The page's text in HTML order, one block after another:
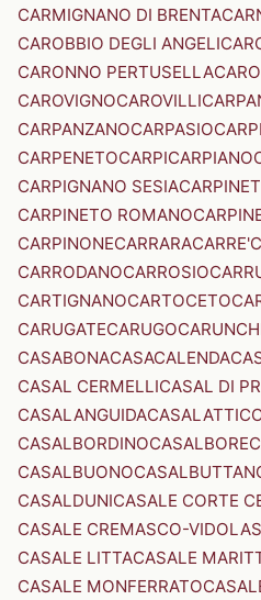
CARMIGNANO DI BRENTA
CAROBBIO DEGLI ANGELI
CARONNO PERTUSELLA
CAROVIGNOCAROVILLI
CARPANZANOCARPASIO
CARPENETOCARPICARPIANO
CARPIGNANO SESIA
CARPINETO ROMANO
CARPINONECARRARACARRE'
CARRODANOCARROSIO
CARTIGNANOCARTOCETO
CARUGATECARUGO
CASABONACASACALENDA
CASAL CERMELLICASAL DI
CASALANGUIDA
CASALBORDINOCASALBORE
CASALBUONO
CASALDUNICASALE CORTE
CASALE CREMASCO-
CASALE LITTACASALE
CASALE MONFERRATO